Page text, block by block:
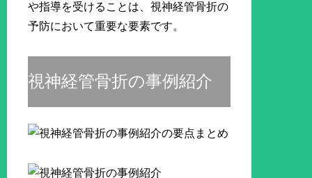
や指導を受けることは、視神経管骨折の
予防において重要な要素です。
視神経管骨折の事例紹介